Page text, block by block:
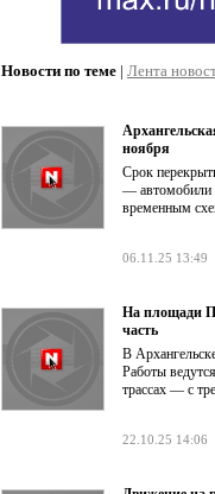
Новости по теме | Лента
ноября
Срок
— автомобили
временным
06.11.25 13:49
На площади
часть
В
Работы
трассах — с
22.10.25 14:06